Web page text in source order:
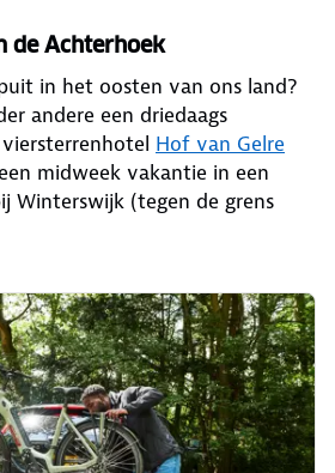
de Achterhoek
in het oosten van ons land?
andere een driedaags
Hof van Gelre
midweek vakantie in een
Winterswijk (tegen de grens